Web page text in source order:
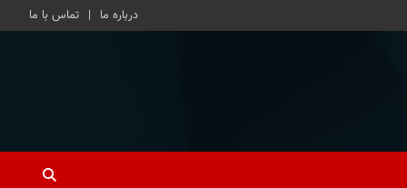
درباره ما تماس با ما